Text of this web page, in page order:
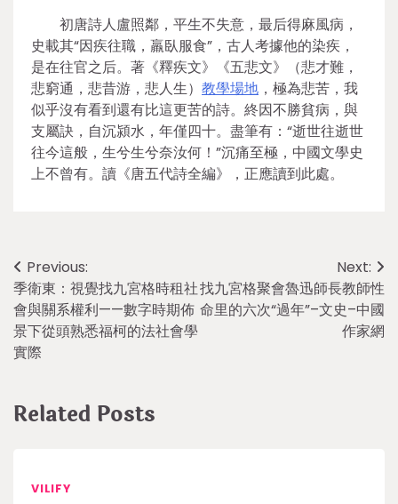
初唐詩人盧照鄰，平生不失意，最后得麻風病，
史載其“因疾往職，羸臥服食”，古人考據他的染疾，
是在往官之后。著《釋疾文》《五悲文》（悲才難，
悲窮通，悲昔游，悲人生） 教學場地 ，極為悲苦，我
似乎沒有看到還有比這更苦的詩。終因不勝貧病，與
支屬訣，自沉潁水，年僅四十。盡筆有：“逝世往逝世
往今這般，生兮生兮奈汝何！”沉痛至極，中國文學史
上不曾有。讀《唐五代詩全編》，正應讀到此處。
Post
navigation
Previous:
季衛東：視覺找九宮格時租社
會與關系權利——數字時期佈
景下從頭熟悉福柯的法社會學
實際
Next:
找九宮格聚會魯迅師長教師性
命里的六次“過年”–文史–中國
作家網
Related Posts
VILIFY